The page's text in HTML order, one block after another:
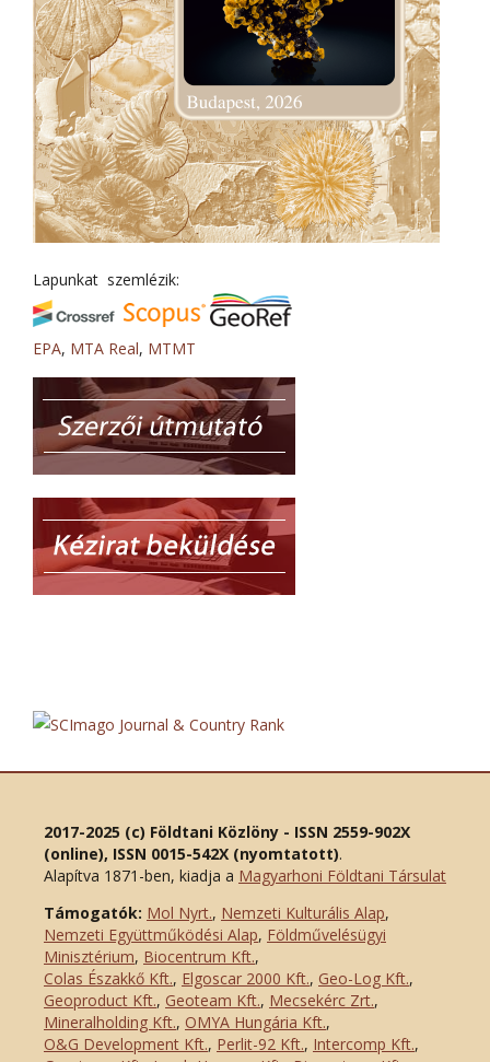
Lapunkat szemlézik:
EPA, MTA Real, MTMT
2017-2025 (c) Földtani Közlöny - ISSN 2559-902X
(online), ISSN 0015-542X (nyomtatott).
Alapítva 1871-ben, kiadja a Magyarhoni Földtani Társulat
Támogatók: Mol Nyrt., Nemzeti Kulturális Alap,
Nemzeti Együttműködési Alap, Földművelésügyi
Minisztérium, Biocentrum Kft.,
Colas Északkő Kft., Elgoscar 2000 Kft., Geo-Log Kft.,
Geoproduct Kft., Geoteam Kft., Mecsekérc Zrt.,
Mineralholding Kft., OMYA Hungária Kft.,
O&G Development Kft., Perlit-92 Kft., Intercomp Kft.,